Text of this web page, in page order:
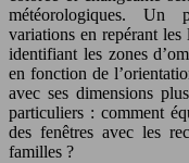
météorologiques. Un
variations en repérant
identifiant les zones
en fonction de
avec ses dimensions
particuliers : comment
des fenêtres avec les
familles ?